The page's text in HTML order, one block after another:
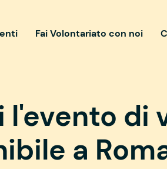
Fai Volontariato con noi
l'evento di
a